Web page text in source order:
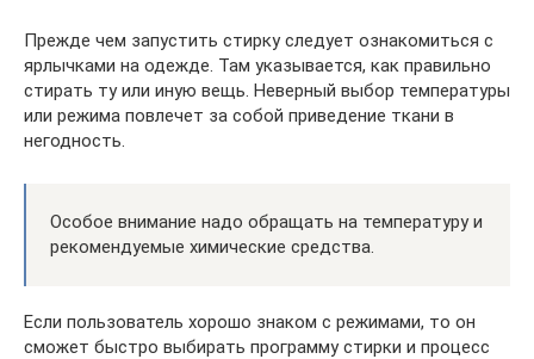
Прежде чем запустить стирку следует ознакомиться с
ярлычками на одежде. Там указывается, как правильно
стирать ту или иную вещь. Неверный выбор температуры
или режима повлечет за собой приведение ткани в
негодность.
Особое внимание надо обращать на температуру и
рекомендуемые химические средства.
Если пользователь хорошо знаком с режимами, то он
сможет быстро выбирать программу стирки и процесс